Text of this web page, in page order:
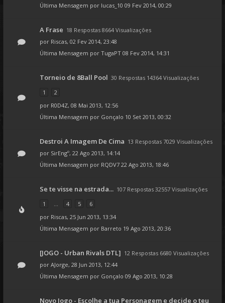
Última Mensagem por lucas_10 09 Fev 2014, 00:29
A Frase 18 Respostas 8664 Visualizações
por Riscas, 02 Fev 2014, 23:48
Última Mensagem por TugaPT 08 Fev 2014, 14:31
Torneio de 8Ball Pool 30 Respostas 14364 Visualizações
1
2
por R0D4Z, 08 Mai 2013, 12:56
Última Mensagem por Gonçalo 10 Set 2013, 00:32
Destroi A Imagem De Cima 13 Respostas 7029 Visualizações
por SirEngº, 22 Ago 2013, 14:14
Última Mensagem por RQDV7 22 Ago 2013, 18:46
Se te visse na estrada... 107 Respostas 32557 Visualizações
1
... 4 5
6
por Riscas, 25 Jun 2013, 13:34
Última Mensagem por Barreto 19 Ago 2013, 20:36
[JOGO - Urban Rivals DTL] 12 Respostas 6680 Visualizações
por AJorge, 28 Jun 2013, 12:44
Última Mensagem por Gonçalo 09 Ago 2013, 10:28
Novo Jogo - Escolhe a tua Personagem e decide o teu